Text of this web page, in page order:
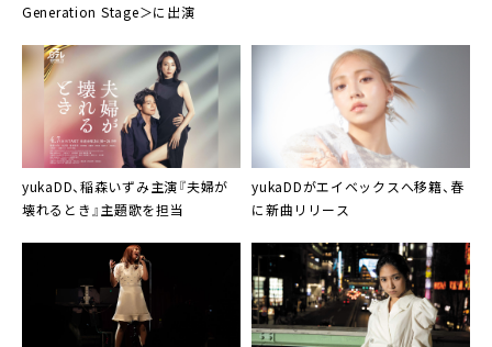
Generation Stage＞に出演
yukaDD、稲森いずみ主演『夫婦が
壊れるとき』主題歌を担当
yukaDDがエイベックスへ移籍、春
に新曲リリース